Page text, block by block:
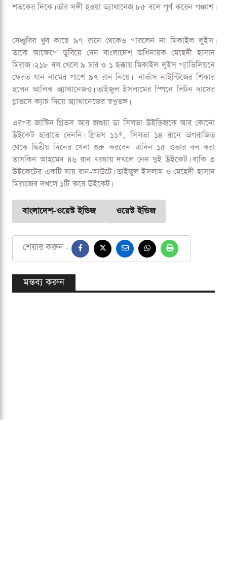
শতকের দিকে। তাঁর সঙ্গী হওয়া অ্যাথানেজ ৮৫ বলে পূর্ণ করেন পঞ্চাশ।
সেঞ্চুরির খুব কাছে ৯৭ রানে থেকেও পারলেন না মিকাইল লুইস।
তাকে আক্ষেপে ডুবিয়ে দেন বাংলাদেশ অধিনায়ক মেহেদী হাসান
মিরাজ। ২১৮ বল খেলে ৯ চার ও ১ ছক্কায় মিকাইল লুইস প্যাভিলিয়নে
ফেরত যান নামের পাশে ৯৭ রান নিয়ে। নার্ভাস নাইন্টিজের শিকার
হলেন আলিক অ্যাথানেজও। তাইজুল ইসলামের স্পিনে লিটন দাসের
গ্লাভসে ক্যাচ দিয়ে অ্যাথানেজের স্বপ্নভঙ্গ।
এরপর জাস্টিন গ্রিভস আর জশুয়া ডা সিলভা উইন্ডিজকে আর কোনো
উইকেট হারাতে দেননি। গ্রিভস ১১*, সিলভা ১৪ রানে অপরাজিত
থেকে দ্বিতীয় দিনের খেলা শুরু করবেন। এদিন ১৫ ওভার বল করা
তাসকিন আহমেদ ৪৬ রান খরচায় দখলে নেন দুই উইকেট। বাকি ৩
উইকেটের একটি যায় রান-আউটে। তাইজুল ইসলাম ও মেহেদী হাসান
মিরাজের দখলে ১টি করে উইকেট।
বাংলাদেশ-ওয়েস্ট ইন্ডিজ ওয়েস্ট ইন্ডিজ
শেয়ার করুন -
মন্তব্য করুন